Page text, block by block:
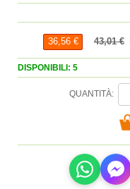
36,56 € 43,01 €
DISPONIBILI: 5
QUANTITÀ: